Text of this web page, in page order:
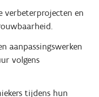
verbeterprojecten en
aanpassingswerken
volgens
tijdens hun